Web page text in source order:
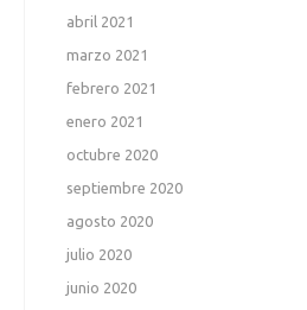
abril 2021
marzo 2021
febrero 2021
enero 2021
octubre 2020
septiembre 2020
agosto 2020
julio 2020
junio 2020